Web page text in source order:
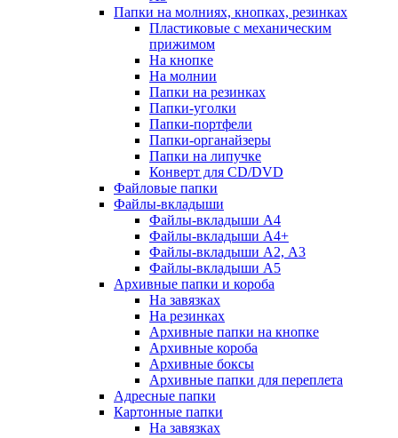
Папки на молниях, кнопках, резинках
Пластиковые с механическим
прижимом
На кнопке
На молнии
Папки на резинках
Папки-уголки
Папки-портфели
Папки-органайзеры
Папки на липучке
Конверт для CD/DVD
Файловые папки
Файлы-вкладыши
Файлы-вкладыши А4
Файлы-вкладыши А4+
Файлы-вкладыши А2, А3
Файлы-вкладыши А5
Архивные папки и короба
На завязках
На резинках
Архивные папки на кнопке
Архивные короба
Архивные боксы
Архивные папки для переплета
Адресные папки
Картонные папки
На завязках